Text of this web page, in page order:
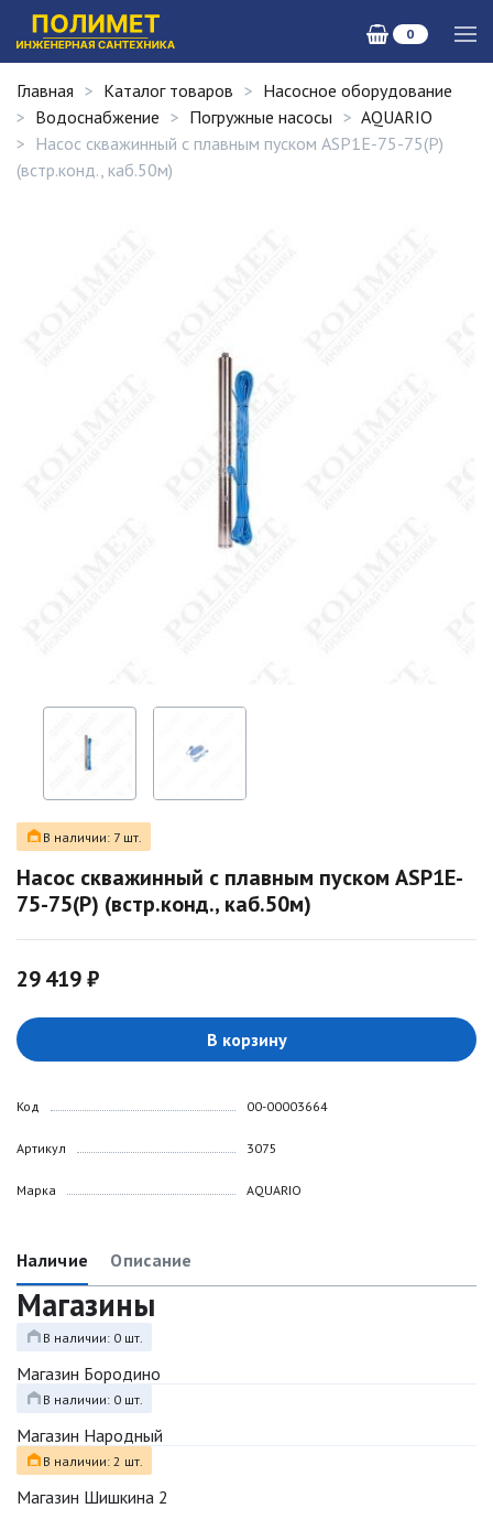
0
Главная Каталог товаров
Насосное оборудование
Водоснабжение
Погружные насосы
AQUARIO
Насос скважинный с плавным пуском ASP1E-75-75(P)
(встр.конд., каб.50м)
В наличии: 7 шт.
Насос скважинный с плавным пуском ASP1E-
75-75(P) (встр.конд., каб.50м)
29 419 ₽
В корзину
Код
Артикул
Марка
00-00003664
3075
AQUARIO
Наличие Описание
Магазины
В наличии: 0 шт.
Магазин Бородино
В наличии: 0 шт.
Магазин Народный
В наличии: 2 шт.
Магазин Шишкина 2